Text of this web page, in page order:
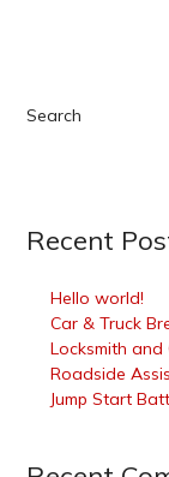
Search
Recent
Hello world!
Car & Truck
Locksmith and
Roadside
Jump Start